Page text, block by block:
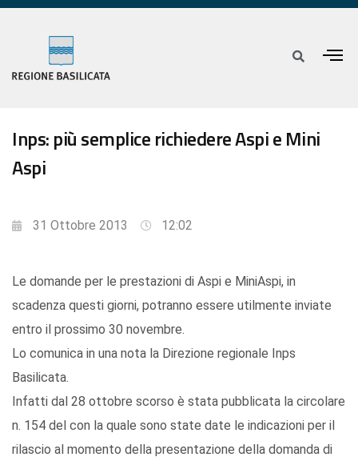
Inps: più semplice richiedere Aspi e Mini
Aspi
31 Ottobre 2013 12:02
Le domande per le prestazioni di Aspi e MiniAspi, in
scadenza questi giorni, potranno essere utilmente inviate
entro il prossimo 30 novembre.
Lo comunica in una nota la Direzione regionale Inps
Basilicata.
Infatti dal 28 ottobre scorso è stata pubblicata la circolare
n. 154 del con la quale sono state date le indicazioni per il
rilascio al momento della presentazione della domanda di